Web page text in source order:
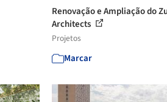
Renovação e Ampliação do
Architects
Projetos
Marcar